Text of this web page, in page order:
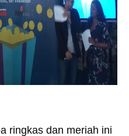
ringkas dan meriah ini